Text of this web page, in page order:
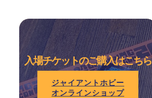
入場チケットのご購入はこちら
ジャイアントホビー
オンラインショップ